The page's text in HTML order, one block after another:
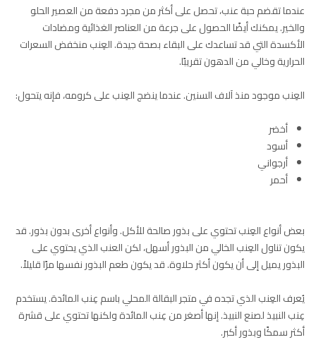
عندما تقضم حبة عنب، تحصل على أكثر من مجرد دفعة من العصير الحلو
والخير. يمكنك أيضًا الحصول على جرعة من العناصر الغذائية ومضادات
الأكسدة التي قد تساعدك على البقاء بصحة جيدة. العِنب منخفض السعرات
الحرارية وخالي من الدهون تقريبًا.
العِنب موجود منذ آلاف السنين. عندما ينضج العِنب على كرومه، فإنه يتحول:
أخضر
أسود
أرجواني
أحمر
بعض أنواع العِنب تحتوي على بذور صالحة للأكل. وأنواع أخرى بدون بذور. قد
يكون تناول العِنب الخالي من البذور أسهل، لكن العنب الذي يحتوي على
البذور يميل إلى أن يكون أكثر حلاوة. قد يكون طعم البذور نفسها مرًا قليلاً.
يُعرف العِنب الذي تجده في متجر البقالة المحلي باسم عِنب المائدة. يستخدم
عِنب النبيذ لصنع النبيذ. إنها أصغر من عِنب المائدة ولكنها تحتوي على قشرة
أكثر سمكًا وبذور أكبر.